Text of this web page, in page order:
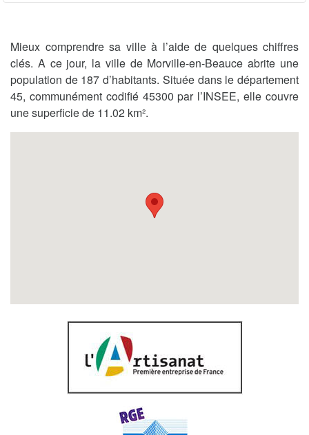
Mieux comprendre sa ville à l’aide de quelques chiffres
clés. A ce jour, la ville de Morville-en-Beauce abrite une
population de 187 d’habitants. Située dans le département
45, communément codifié 45300 par l’INSEE, elle couvre
une superficie de 11.02 km².